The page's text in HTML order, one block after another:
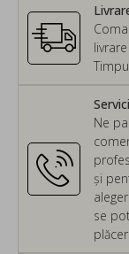
Ne
și
se
livrare